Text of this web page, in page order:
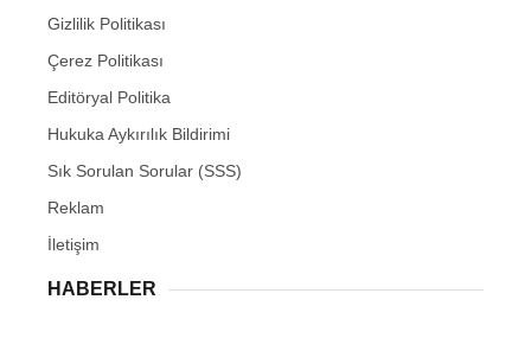
Gizlilik Politikası
Çerez Politikası
Editöryal Politika
Hukuka Aykırılık Bildirimi
Sık Sorulan Sorular (SSS)
Reklam
İletişim
HABERLER